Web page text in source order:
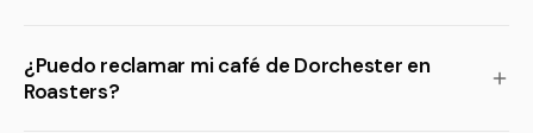
¿Puedo reclamar mi café de Dorchester en
Roasters?